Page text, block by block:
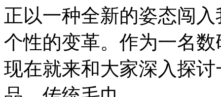
正以一种全新的姿态闯
个性的变革。作为一名
现在就来和大家深入探